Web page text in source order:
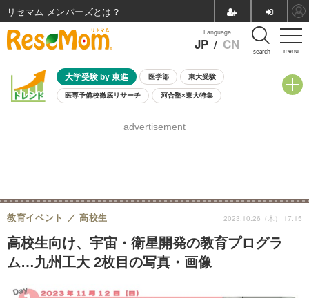
menu
Language
JP / CN search
大学受験 by 東進 医学部 東大受験
医専予備校徹底リサーチ 河合塾×東大特集
8月開催学校説明会・相談会
advertisement
高校生向け、宇宙・衛星開発の教育プログラ
ム…九州工大 2枚目の写真・画像
教育イベント 高校生 2023.10.26（木） 17:15
リセマム メンバーズ